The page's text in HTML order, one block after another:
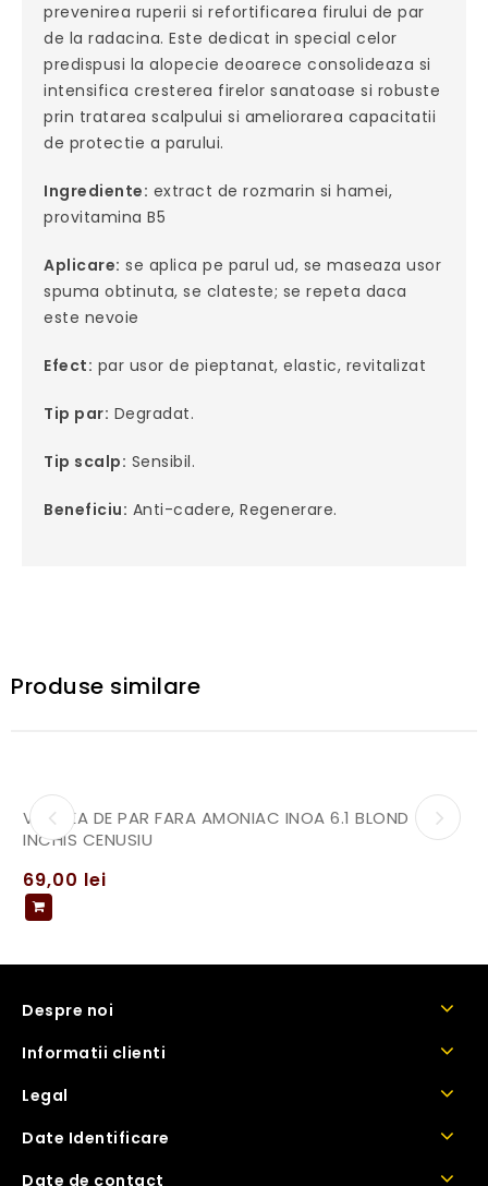
prevenirea ruperii si refortificarea firului de par
de la radacina. Este dedicat in special celor
predispusi la alopecie deoarece consolideaza si
intensifica cresterea firelor sanatoase si robuste
prin tratarea scalpului si ameliorarea capacitatii
de protectie a parului.
Ingrediente: extract de rozmarin si hamei,
provitamina B5
Aplicare: se aplica pe parul ud, se maseaza usor
spuma obtinuta, se clateste; se repeta daca
este nevoie
Efect: par usor de pieptanat, elastic, revitalizat
Tip par: Degradat.
Tip scalp: Sensibil.
Beneficiu: Anti-cadere, Regenerare.
Produse similare
VOPSEA DE PAR FARA AMONIAC INOA 6.1 BLOND
INCHIS CENUSIU
69,00 lei
Despre noi
Informatii clienti
Legal
Date Identificare
Date de contact